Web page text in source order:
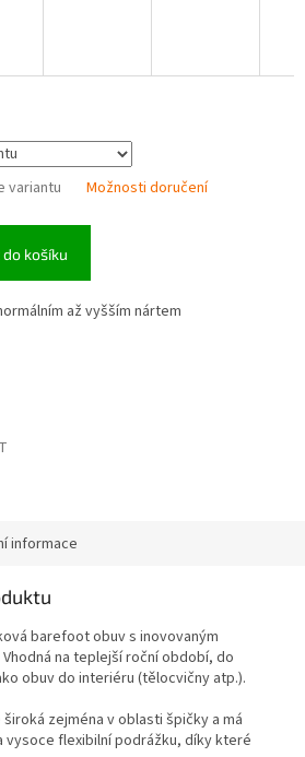
variantu Možnosti doručení
košíku
až vyšším nártem
informace
barefoot obuv s inovovaným
na teplejší roční období, do
obuv do interiéru (tělocvičny atp.).
zejména v oblasti špičky a má
vysoce flexibilní podrážku, díky které